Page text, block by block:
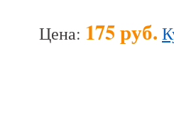
Цена: 175 руб.